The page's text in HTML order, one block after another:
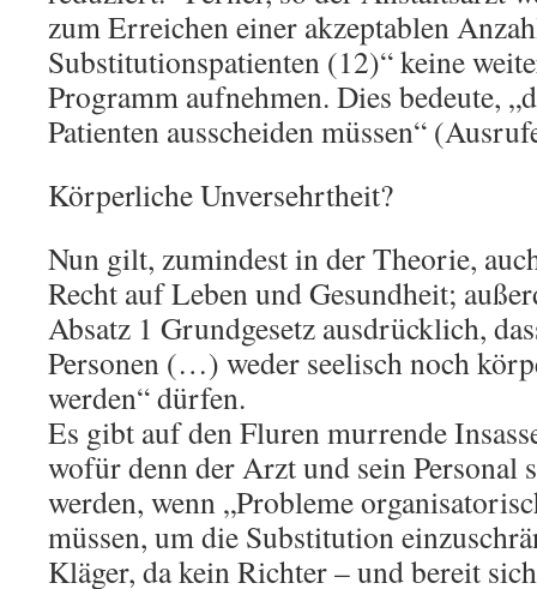
zum Erreichen einer akzeptablen
Substitutionspatienten (12)“ keine
Programm aufnehmen. Dies bedeute,
Patienten ausscheiden müssen“
Körperliche Unversehrtheit?
Nun gilt, zumindest in der Theorie,
Recht auf Leben und Gesundheit;
Absatz 1 Grundgesetz ausdrücklich,
Personen (…) weder seelisch noch
werden“ dürfen.
Es gibt auf den Fluren murrende
wofür denn der Arzt und sein Personal
werden, wenn „Probleme
müssen, um die Substitution
Kläger, da kein Richter – und bereit